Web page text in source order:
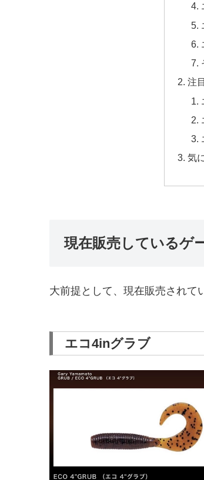
注
気
現在販売しているゲ
大前提として、現在販売されて
エコ4inグラブ